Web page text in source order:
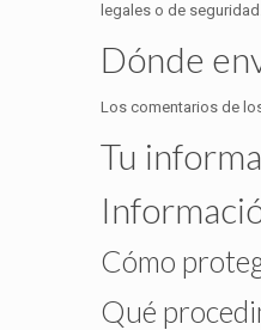
legales o de
Dónde
Los comentarios de
Tu
Cómo
Qué